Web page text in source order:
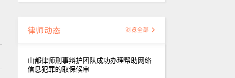
律师动态 浏览全部
山都律师刑事辩护团队成功办理帮助网络
信息犯罪的取保候审